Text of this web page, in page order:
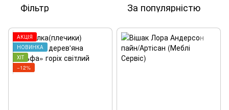
Фільтр За популярністю
АКЦІЯ
НОВИНКА
ХІТ
−12%